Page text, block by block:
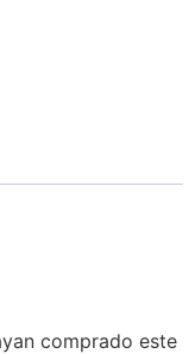
comprado este